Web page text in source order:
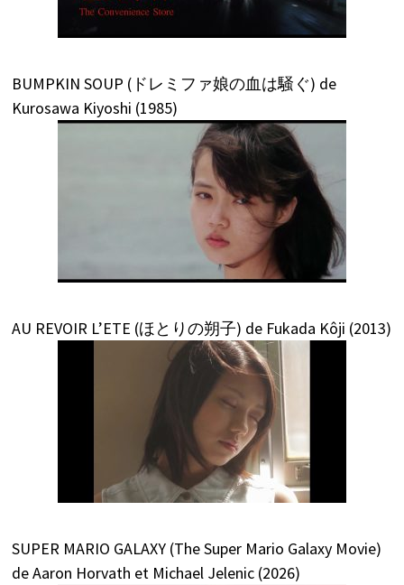
BUMPKIN SOUP (ドレミファ娘の血は騒ぐ) de
Kurosawa Kiyoshi (1985)
AU REVOIR L’ETE (ほとりの朔子) de Fukada Kôji (2013)
SUPER MARIO GALAXY (The Super Mario Galaxy Movie)
de Aaron Horvath et Michael Jelenic (2026)